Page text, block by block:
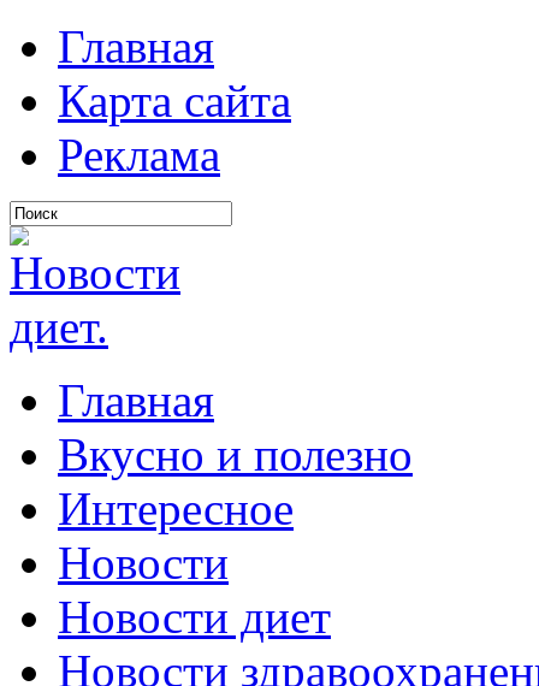
Главная
Карта сайта
Реклама
Главная
Вкусно и полезно
Интересное
Новости
Новости диет
Новости